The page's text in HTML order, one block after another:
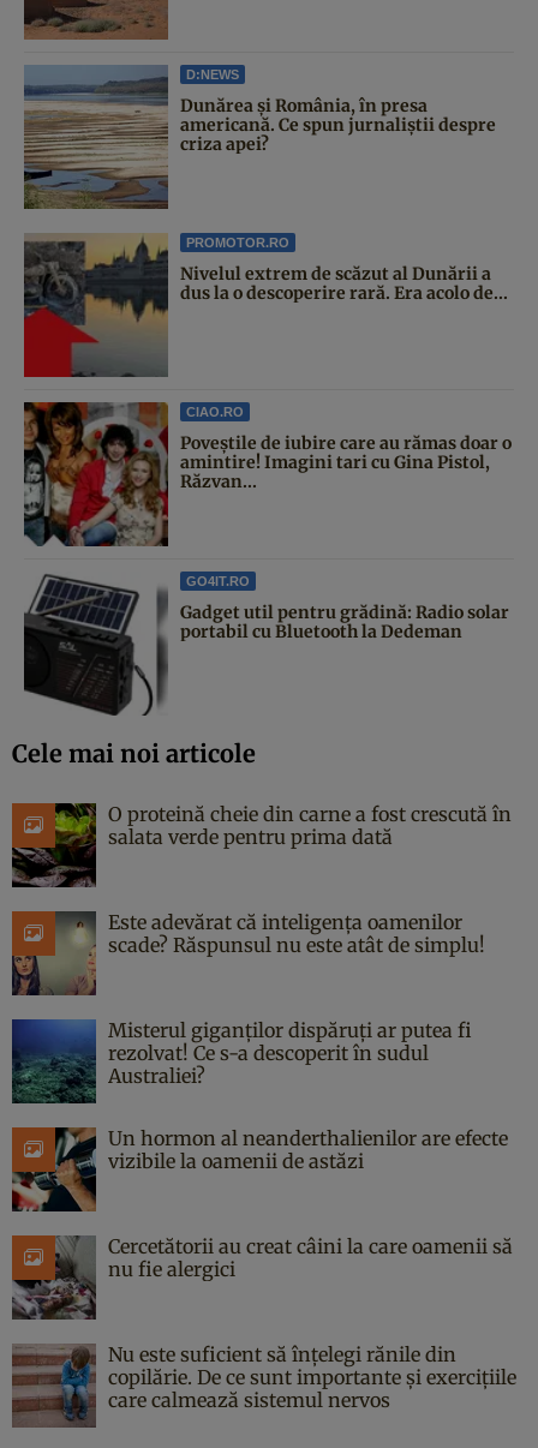
D:NEWS
Dunărea și România, în presa
americană. Ce spun jurnaliștii despre
criza apei?
PROMOTOR.RO
Nivelul extrem de scăzut al Dunării a
dus la o descoperire rară. Era acolo de...
CIAO.RO
Poveştile de iubire care au rămas doar o
amintire! Imagini tari cu Gina Pistol,
Răzvan...
GO4IT.RO
Gadget util pentru grădină: Radio solar
portabil cu Bluetooth la Dedeman
Cele mai noi articole
O proteină cheie din carne a fost crescută în
salata verde pentru prima dată
Este adevărat că inteligența oamenilor
scade? Răspunsul nu este atât de simplu!
Misterul giganților dispăruți ar putea fi
rezolvat! Ce s-a descoperit în sudul
Australiei?
Un hormon al neanderthalienilor are efecte
vizibile la oamenii de astăzi
Cercetătorii au creat câini la care oamenii să
nu fie alergici
Nu este suficient să înțelegi rănile din
copilărie. De ce sunt importante și exercițiile
care calmează sistemul nervos